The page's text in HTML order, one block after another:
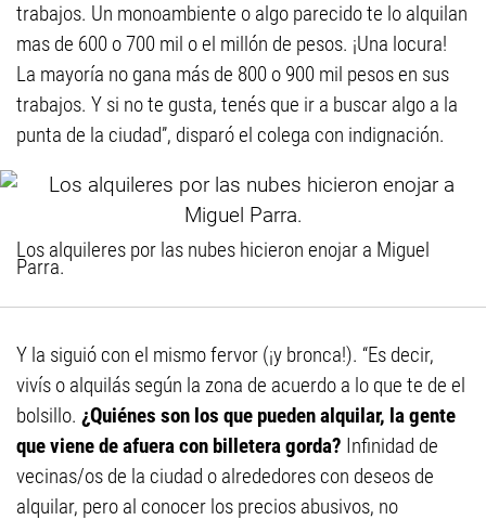
trabajos. Un monoambiente o algo parecido te lo alquilan
mas de 600 o 700 mil o el millón de pesos. ¡Una locura!
La mayoría no gana más de 800 o 900 mil pesos en sus
trabajos. Y si no te gusta, tenés que ir a buscar algo a la
punta de la ciudad”, disparó el colega con indignación.
Los alquileres por las nubes hicieron enojar a Miguel
Parra.
Y la siguió con el mismo fervor (¡y bronca!). “Es decir,
vivís o alquilás según la zona de acuerdo a lo que te de el
bolsillo. ¿Quiénes son los que pueden alquilar, la gente
que viene de afuera con billetera gorda? Infinidad de
vecinas/os de la ciudad o alrededores con deseos de
alquilar, pero al conocer los precios abusivos, no